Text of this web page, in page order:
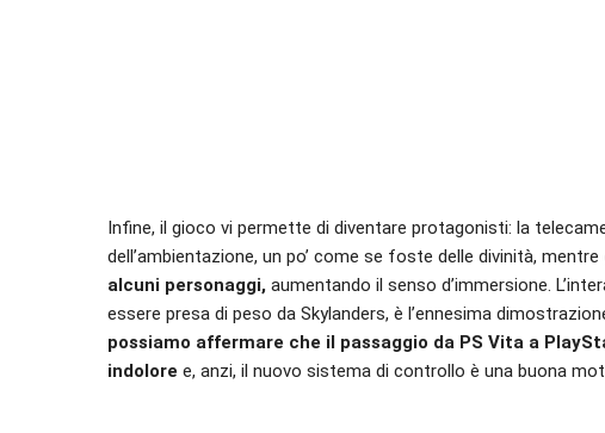
Infine, il gioco vi permette di diventare protagonisti: la
dell’ambientazione, un po’ come se foste delle divinità, mentre
alcuni personaggi, aumentando il senso d’immersione.
essere presa di peso da Skylanders, è l’ennesima
possiamo affermare che il passaggio da PS Vita a
indolore e, anzi, il nuovo sistema di controllo è una buona